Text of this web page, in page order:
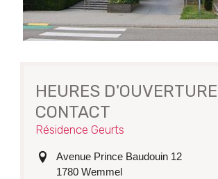
HEURES
CONTACT
Résidence Geurts
adresseAvenue Prince Baudouin 12
1780 Wemmel